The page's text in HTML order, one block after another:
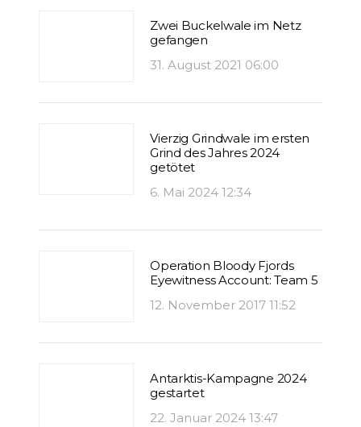
Zwei Buckelwale im Netz
gefangen
31. August 2021 06:00
Vierzig Grindwale im ersten
Grind des Jahres 2024
getötet
6. Mai 2024 12:34
Operation Bloody Fjords
Eyewitness Account: Team 5
12. November 2017 11:52
Antarktis-Kampagne 2024
gestartet
22. Januar 2024 13:47